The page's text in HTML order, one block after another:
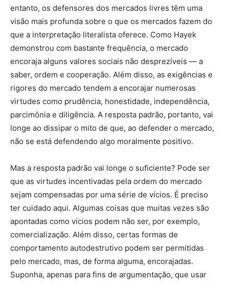
entanto, os defensores dos mercados livres têm uma
visão mais profunda sobre o que os mercados fazem do
que a interpretação literalista oferece. Como Hayek
demonstrou com bastante frequência, o mercado
encoraja alguns valores sociais não desprezíveis — a
saber, ordem e cooperação. Além disso, as exigências e
rigores do mercado tendem a encorajar numerosas
virtudes como prudência, honestidade, independência,
parcimônia e diligência. A resposta padrão, portanto, vai
longe ao dissipar o mito de que, ao defender o mercado,
não se está defendendo algo moralmente positivo.
Mas a resposta padrão vai longe o suficiente? Pode ser
que as virtudes incentivadas pela ordem do mercado
sejam compensadas por uma série de vícios. É preciso
ter cuidado aqui. Algumas coisas que muitas vezes são
apontadas como vícios podem não ser, por exemplo,
comercialização. Além disso, certas formas de
comportamento autodestrutivo podem ser permitidas
pelo mercado, mas, de forma alguma, encorajadas.
Suponha, apenas para fins de argumentação, que usar